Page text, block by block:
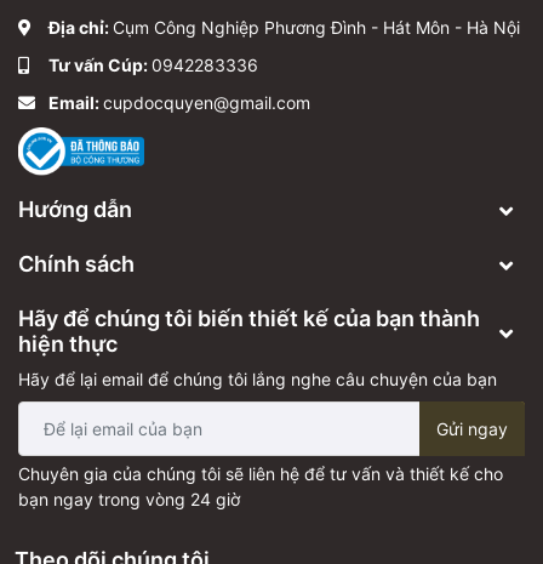
Địa chỉ: Cụm Công Nghiệp Phương Đình - Hát Môn - Hà Nội
Tư vấn Cúp:0942283336
Email:cupdocquyen@gmail.com
Hướng dẫn
Chính sách
Hãy để chúng tôi biến thiết kế của bạn thành
hiện thực
Hãy để lại email để chúng tôi lắng nghe câu chuyện của bạn
Gửi ngay
Chuyên gia của chúng tôi sẽ liên hệ để tư vấn và thiết kế cho
bạn ngay trong vòng 24 giờ